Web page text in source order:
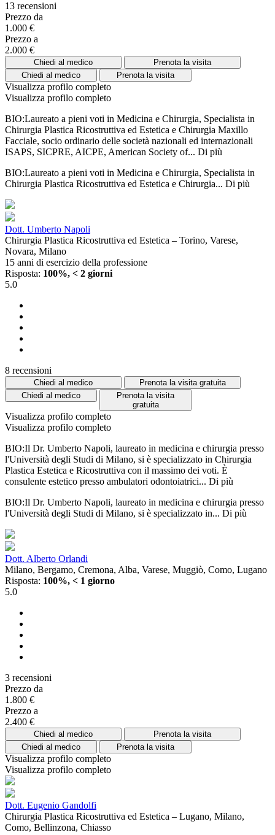
13 recensioni
Prezzo da
1.000 €
Prezzo a
2.000 €
Chiedi al medico
Prenota la visita
Chiedi al medico
Prenota la visita
Visualizza profilo completo
Visualizza profilo completo
BIO:Laureato a pieni voti in Medicina e Chirurgia, Specialista in
Chirurgia Plastica Ricostruttiva ed Estetica e Chirurgia Maxillo
Facciale, socio ordinario delle società nazionali ed internazionali
ISAPS, SICPRE, AICPE, American Society of... Di più
BIO:Laureato a pieni voti in Medicina e Chirurgia, Specialista in
Chirurgia Plastica Ricostruttiva ed Estetica e Chirurgia... Di più
Dott. Umberto Napoli
Chirurgia Plastica Ricostruttiva ed Estetica – Torino, Varese,
Novara, Milano
15 anni di esercizio della professione
Risposta: 100%, < 2 giorni
5.0
8 recensioni
Chiedi al medico
Prenota la visita gratuita
Chiedi al medico
Prenota la visita
gratuita
Visualizza profilo completo
Visualizza profilo completo
BIO:Il Dr. Umberto Napoli, laureato in medicina e chirurgia presso
l'Università degli Studi di Milano, si è specializzato in Chirurgia
Plastica Estetica e Ricostruttiva con il massimo dei voti. È
consulente estetico presso ambulatori odontoiatrici... Di più
BIO:Il Dr. Umberto Napoli, laureato in medicina e chirurgia presso
l'Università degli Studi di Milano, si è specializzato in... Di più
Dott. Alberto Orlandi
Milano, Bergamo, Cremona, Alba, Varese, Muggiò, Como, Lugano
Risposta: 100%, < 1 giorno
5.0
3 recensioni
Prezzo da
1.800 €
Prezzo a
2.400 €
Chiedi al medico
Prenota la visita
Chiedi al medico
Prenota la visita
Visualizza profilo completo
Visualizza profilo completo
Dott. Eugenio Gandolfi
Chirurgia Plastica Ricostruttiva ed Estetica – Lugano, Milano,
Como, Bellinzona, Chiasso